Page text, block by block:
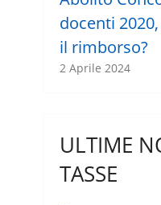
docenti
il rimborso?
2 Aprile 2024
ULTIME
TASSE